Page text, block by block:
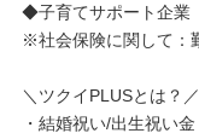
◆子育てサポート企業
※社会保険に関して：
＼ツクイPLUSとは？
・結婚祝い/出生祝い